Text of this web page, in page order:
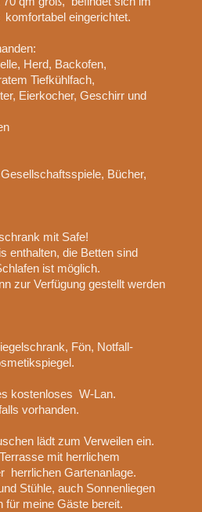
eingerichtet.
Herd, Backofen,
Tiefkühlfach,
Eierkocher, Geschirr und
Bücher,
mit Safe!
enthalten, die Betten sind
ist möglich.
zur Verfügung gestellt werden
Fön, Notfall-
kostenloses W-Lan.
vorhanden.
lädt zum Verweilen ein.
mit herrlichem
herrlichen Gartenanlage.
Stühle, auch Sonnenliegen
für meine Gäste bereit.